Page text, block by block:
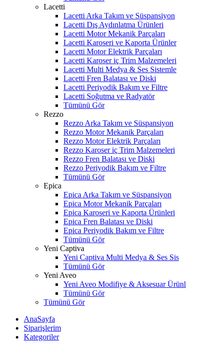
Lacetti
Lacetti Arka Takım ve Süspansiyon
Lacetti Dış Aydınlatma Ürünleri
Lacetti Motor Mekanik Parçaları
Lacetti Karoseri ve Kaporta Ürünler
Lacetti Motor Elektrik Parçaları
Lacetti Karoser iç Trim Malzemeleri
Lacetti Multi Medya & Ses Sistemle
Lacetti Fren Balatası ve Diski
Lacetti Periyodik Bakım ve Filtre
Lacetti Soğutma ve Radyatör
Tümünü Gör
Rezzo
Rezzo Arka Takım ve Süspansiyon
Rezzo Motor Mekanik Parçaları
Rezzo Motor Elektrik Parçaları
Rezzo Karoser iç Trim Malzemeleri
Rezzo Fren Balatası ve Diski
Rezzo Periyodik Bakım ve Filtre
Tümünü Gör
Epica
Epica Arka Takım ve Süspansiyon
Epica Motor Mekanik Parçaları
Epica Karoseri ve Kaporta Ürünleri
Epica Fren Balatası ve Diski
Epica Periyodik Bakım ve Filtre
Tümünü Gör
Yeni Captiva
Yeni Captiva Multi Medya & Ses Sis
Tümünü Gör
Yeni Aveo
Yeni Aveo Modifiye & Aksesuar Ürünl
Tümünü Gör
Tümünü Gör
AnaSayfa
Siparişlerim
Kategoriler